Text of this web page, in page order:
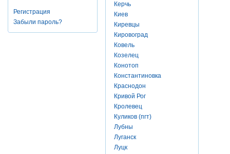
Регистрация
Забыли пароль?
Керчь
Киев
Киревцы
Кировоград
Ковель
Козелец
Конотоп
Константиновка
Краснодон
Кривой Рог
Кролевец
Куликов (пгт)
Лубны
Луганск
Луцк